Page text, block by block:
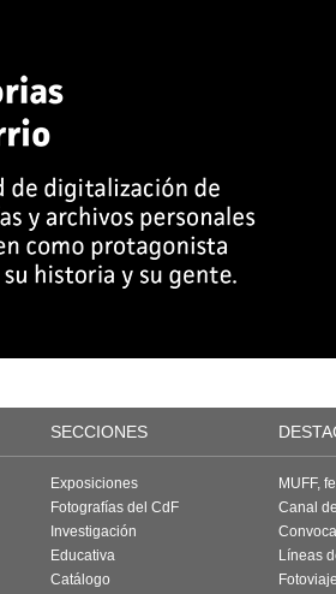
SECCIONES
Exposiciones
Fotografías del CdF
Investigación
Educativa
Catálogo
MUFF,
Canal
Líneas